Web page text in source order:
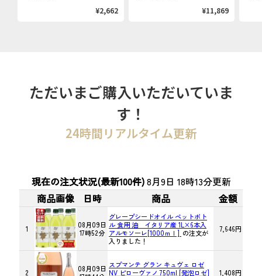
¥2,662
¥11,869
ただいまご購入いただいていま
す！
24時間リアルタイム更新